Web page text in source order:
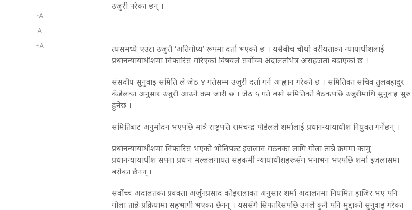
-A
A
+A
उजुरी परेका छन् ।
त्यसमध्ये एउटा उजुरी ‘अतिगोप्य’ रूपमा दर्ता भएको छ । यसैबीच चौथो वरीयताका न्यायाधीशलाई
प्रधानन्यायाधीशमा सिफारिस गरिएको विषयले सर्वोच्च अदालतभित्र असहजता बढाएको छ ।
संसदीय सुनुवाइ समिति ले जेठ ४ गतेसम्म उजुरी दर्ता गर्न आह्वान गरेको छ । समितिका सचिव तुलबहादुर
कँडेलका अनुसार उजुरी आउने क्रम जारी छ । जेठ ५ गते बस्ने समितिको बैठकपछि उजुरीमाथि सुनुवाइ सुरु
हुनेछ ।
समितिबाट अनुमोदन भएपछि मात्रै राष्ट्रपति रामचन्द्र पौडेलले शर्मालाई प्रधानन्यायाधीश नियुक्त गर्नेछन् ।
प्रधानन्यायाधीशमा सिफारिस भएको भोलिपल्ट इजलास गठनका लागि गोला तान्ने क्रममा कामु
प्रधानन्यायाधीश सपना प्रधान मल्ललगायत सहकर्मी न्यायाधीशहरूसँग भनाभन भएपछि शर्मा इजलासमा
बसेका छैनन् ।
सर्वोच्च अदालतका प्रवक्ता अर्जुनप्रसाद कोइरालाका अनुसार शर्मा अदालतमा नियमित हाजिर भए पनि
गोला तान्ने प्रक्रियामा सहभागी भएका छैनन् । यससँगै सिफारिसपछि उनले कुनै पनि मुद्दाको सुनुवाइ गरेका